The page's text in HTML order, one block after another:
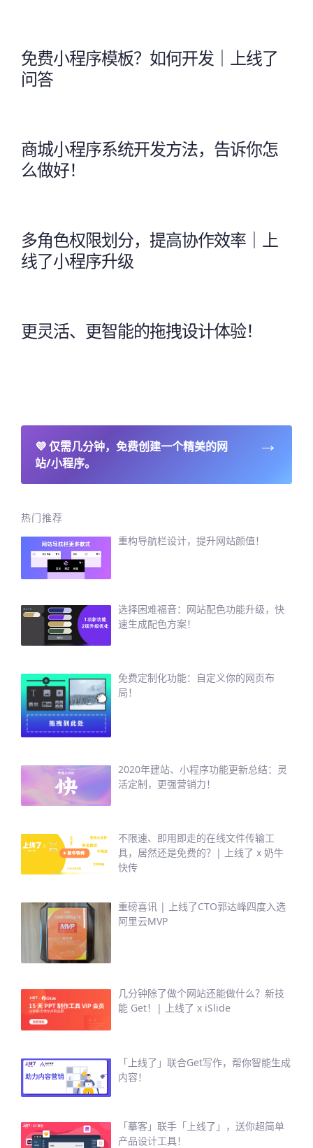
免费小程序模板？如何开发｜上线了
问答
商城小程序系统开发方法，告诉你怎
么做好！
多角色权限划分，提高协作效率｜上
线了小程序升级
更灵活、更智能的拖拽设计体验！
💜仅需几分钟，免费创建一个精美的网
站/小程序。
→
热门推荐
重构导航栏设计，提升网站颜值！
选择困难福音：网站配色功能升级，快
速生成配色方案！
免费定制化功能：自定义你的网页布
局！
2020年建站、小程序功能更新总结：灵
活定制，更强营销力！
不限速、即用即走的在线文件传输工
具，居然还是免费的？| 上线了 x 奶牛
快传
重磅喜讯 | 上线了CTO郭达峰四度入选
阿里云MVP
几分钟除了做个网站还能做什么？新技
能 Get！| 上线了 x iSlide
「上线了」联合Get写作，帮你智能生成
内容！
「摹客」联手「上线了」，送你超简单
产品设计工具！